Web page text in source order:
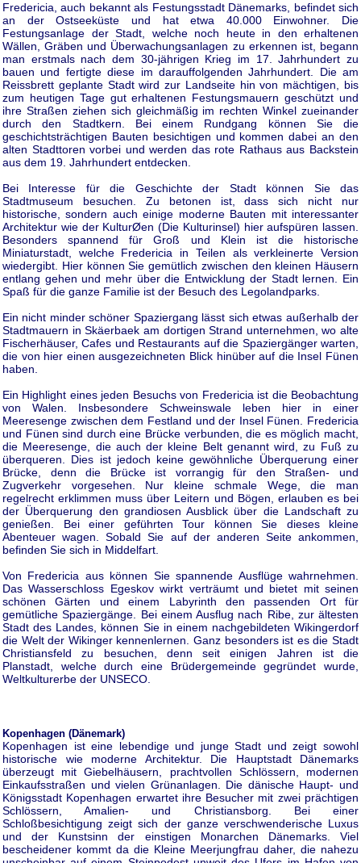
Fredericia, auch bekannt als Festungsstadt Dänemarks, befindet sich
an der Ostseeküste und hat etwa 40.000 Einwohner. Die
Festungsanlage der Stadt, welche noch heute in den erhaltenen
Wällen, Gräben und Überwachungsanlagen zu erkennen ist, begann
man erstmals nach dem 30-jährigen Krieg im 17. Jahrhundert zu
bauen und fertigte diese im darauffolgenden Jahrhundert. Die am
Reissbrett geplante Stadt wird zur Landseite hin von mächtigen, bis
zum heutigen Tage gut erhaltenen Festungsmauern geschützt und
ihre Straßen ziehen sich gleichmäßig im rechten Winkel zueinander
durch den Stadtkern. Bei einem Rundgang können Sie die
geschichtsträchtigen Bauten besichtigen und kommen dabei an den
alten Stadttoren vorbei und werden das rote Rathaus aus Backstein
aus dem 19. Jahrhundert entdecken.
Bei Interesse für die Geschichte der Stadt können Sie das
Stadtmuseum besuchen. Zu betonen ist, dass sich nicht nur
historische, sondern auch einige moderne Bauten mit interessanter
Architektur wie der KulturØen (Die Kulturinsel) hier aufspüren lassen.
Besonders spannend für Groß und Klein ist die historische
Miniaturstadt, welche Fredericia in Teilen als verkleinerte Version
wiedergibt. Hier können Sie gemütlich zwischen den kleinen Häusern
entlang gehen und mehr über die Entwicklung der Stadt lernen. Ein
Spaß für die ganze Familie ist der Besuch des Legolandparks.
Ein nicht minder schöner Spaziergang lässt sich etwas außerhalb der
Stadtmauern in Skäerbaek am dortigen Strand unternehmen, wo alte
Fischerhäuser, Cafes und Restaurants auf die Spaziergänger warten,
die von hier einen ausgezeichneten Blick hinüber auf die Insel Fünen
haben.
Ein Highlight eines jeden Besuchs von Fredericia ist die Beobachtung
von Walen. Insbesondere Schweinswale leben hier in einer
Meeresenge zwischen dem Festland und der Insel Fünen. Fredericia
und Fünen sind durch eine Brücke verbunden, die es möglich macht,
die Meeresenge, die auch der kleine Belt genannt wird, zu Fuß zu
überqueren. Dies ist jedoch keine gewöhnliche Überquerung einer
Brücke, denn die Brücke ist vorrangig für den Straßen- und
Zugverkehr vorgesehen. Nur kleine schmale Wege, die man
regelrecht erklimmen muss über Leitern und Bögen, erlauben es bei
der Überquerung den grandiosen Ausblick über die Landschaft zu
genießen. Bei einer geführten Tour können Sie dieses kleine
Abenteuer wagen. Sobald Sie auf der anderen Seite ankommen,
befinden Sie sich in Middelfart.
Von Fredericia aus können Sie spannende Ausflüge wahrnehmen.
Das Wasserschloss Egeskov wirkt verträumt und bietet mit seinen
schönen Gärten und einem Labyrinth den passenden Ort für
gemütliche Spaziergänge. Bei einem Ausflug nach Ribe, zur ältesten
Stadt des Landes, können Sie in einem nachgebildeten Wikingerdorf
die Welt der Wikinger kennenlernen. Ganz besonders ist es die Stadt
Christiansfeld zu besuchen, denn seit einigen Jahren ist die
Planstadt, welche durch eine Brüdergemeinde gegründet wurde,
Weltkulturerbe der UNSECO.
Kopenhagen (Dänemark)
Kopenhagen ist eine lebendige und junge Stadt und zeigt sowohl
historische wie moderne Architektur. Die Hauptstadt Dänemarks
überzeugt mit Giebelhäusern, prachtvollen Schlössern, modernen
Einkaufsstraßen und vielen Grünanlagen. Die dänische Haupt- und
Königsstadt Kopenhagen erwartet ihre Besucher mit zwei prächtigen
Schlössern, Amalien- und Christiansborg. Bei einer
Schloßbesichtigung zeigt sich der ganze verschwenderische Luxus
und der Kunstsinn der einstigen Monarchen Dänemarks. Viel
bescheidener kommt da die Kleine Meerjungfrau daher, die nahezu